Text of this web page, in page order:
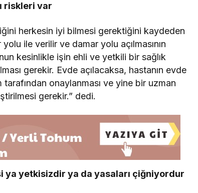
riskleri var
herkesin iyi bilmesi gerektiğini kaydeden
ile verilir ve damar yolu açılmasının
kesinlikle işin ehli ve yetkili bir sağlık
gerekir. Evde açılacaksa, hastanın evde
onaylanması ve yine bir uzman
gerekir.” dedi.
ya yetkisizdir ya da yasaları çiğniyordur